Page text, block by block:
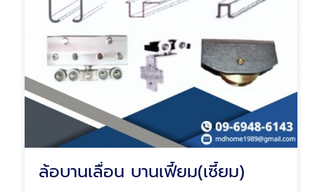
ล้อบานเลื่อน บานเฟี้ยม(เซี้ยม)